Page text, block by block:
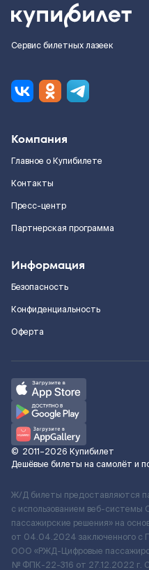
Сервис билетных лазеек
Компания
Главное о Купибилете
Контакты
Пресс-центр
Партнерская программа
Информация
Безопасность
Конфиденциальность
Оферта
© 2011–2026 Купибилет
Дешёвые билеты на самолёт и
Ж/Д билеты предоставляются
с использованием веб-
пассажирские решения» на
от 04.04.2024 заключенного с
ООО «РЖД-Цифровые
№ ФПК-22-316 от 27.12.2022 г.